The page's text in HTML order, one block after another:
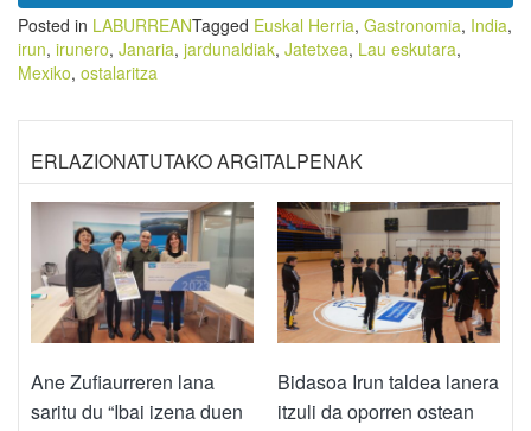
Posted in LABURREANTagged Euskal Herria, Gastronomia, India,
irun, irunero, Janaria, jardunaldiak, Jatetxea, Lau eskutara,
Mexiko, ostalaritza
ERLAZIONATUTAKO ARGITALPENAK
Ane Zufiaurreren lana
saritu du “Ibai izena duen
Bidasoa Irun taldea lanera
itzuli da oporren ostean